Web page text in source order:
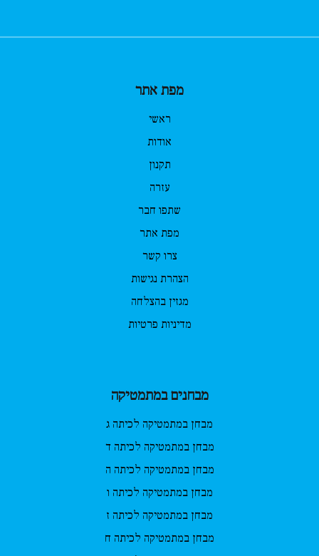
מפת אתר
ראשי
אודות
תקנון
עזרה
שתפו חבר
מפת אתר
צרו קשר
הצהרת נגישות
מגזין בהצלחה
מדיניות פרטיות
מבחנים במתמטיקה
מבחן במתמטיקה לכיתה ג
מבחן במתמטיקה לכיתה ד
מבחן במתמטיקה לכיתה ה
מבחן במתמטיקה לכיתה ו
מבחן במתמטיקה לכיתה ז
מבחן במתמטיקה לכיתה ח